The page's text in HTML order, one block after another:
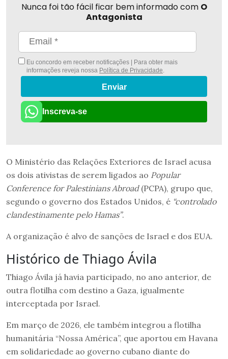
Nunca foi tão fácil ficar bem informado com O
Antagonista
Eu concordo em receber notificações | Para obter mais
informações reveja nossa Política de Privacidade.
Enviar
Inscreva-se
O Ministério das Relações Exteriores de Israel acusa
os dois ativistas de serem ligados ao Popular
Conference for Palestinians Abroad(PCPA), grupo que,
segundo o governo dos Estados Unidos, é “controlado
clandestinamente pelo Hamas”.
A organização é alvo de sanções de Israel e dos EUA.
Histórico de Thiago Ávila
Thiago Ávila já havia participado, no ano anterior, de
outra flotilha com destino a Gaza, igualmente
interceptada por Israel.
Em março de 2026, ele também integrou a flotilha
humanitária “Nossa América”, que aportou em Havana
em solidariedade ao governo cubano diante do